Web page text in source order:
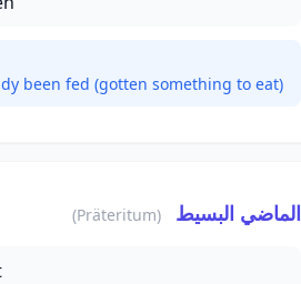
been fed (gotten something to eat)?
الماضي البسيط (Präteritum)